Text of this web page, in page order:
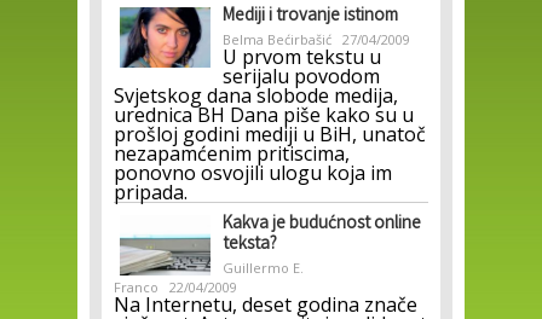
Mediji i trovanje istinom
Belma Bećirbašić 27/04/2009
U prvom tekstu u
serijalu povodom
Svjetskog dana slobode medija,
urednica BH Dana piše kako su u
prošloj godini mediji u BiH, unatoč
nezapamćenim pritiscima,
ponovno osvojili ulogu koja im
pripada.
Kakva je budućnost online
teksta?
Guillermo E.
Franco
22/04/2009
Na Internetu, deset godina znače